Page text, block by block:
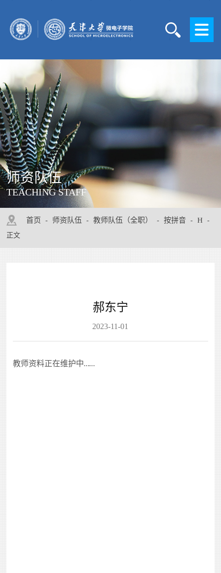
师资队伍
TEACHING STAFF
首页 - 师资队伍 - 教师队伍（全职） - 按拼音 - H -
正文
郝东宁
2023-11-01
教师资料正在维护中……